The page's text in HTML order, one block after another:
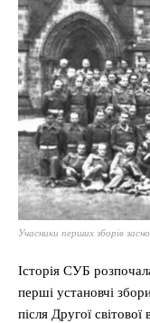
Учасники перших зборів
Історія СУБ
перші установчі
після Другої